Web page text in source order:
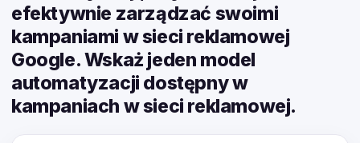
efektywnie zarządzać swoimi
kampaniami w sieci reklamowej
Google. Wskaż jeden model
automatyzacji dostępny w
kampaniach w sieci reklamowej.